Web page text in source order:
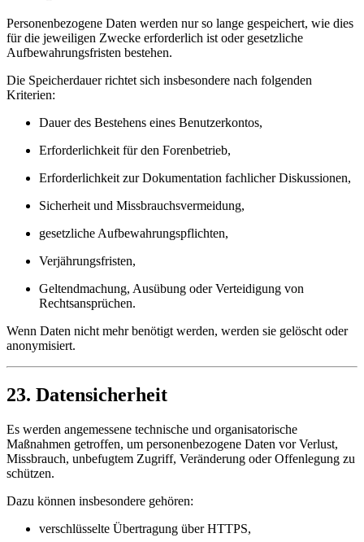
Personenbezogene Daten werden nur so lange gespeichert, wie dies
für die jeweiligen Zwecke erforderlich ist oder gesetzliche
Aufbewahrungsfristen bestehen.
Die Speicherdauer richtet sich insbesondere nach folgenden
Kriterien:
Dauer des Bestehens eines Benutzerkontos,
Erforderlichkeit für den Forenbetrieb,
Erforderlichkeit zur Dokumentation fachlicher Diskussionen,
Sicherheit und Missbrauchsvermeidung,
gesetzliche Aufbewahrungspflichten,
Verjährungsfristen,
Geltendmachung, Ausübung oder Verteidigung von
Rechtsansprüchen.
Wenn Daten nicht mehr benötigt werden, werden sie gelöscht oder
anonymisiert.
23. Datensicherheit
Es werden angemessene technische und organisatorische
Maßnahmen getroffen, um personenbezogene Daten vor Verlust,
Missbrauch, unbefugtem Zugriff, Veränderung oder Offenlegung zu
schützen.
Dazu können insbesondere gehören:
verschlüsselte Übertragung über HTTPS,